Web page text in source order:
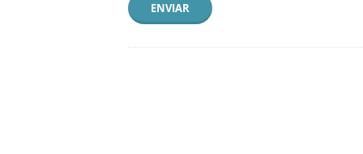
ENVIAR